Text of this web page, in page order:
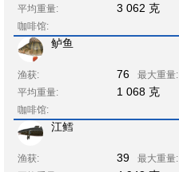
平均重量: 3 062 克
咖啡馆:
鲈鱼
渔获: 76 最大重量:
平均重量: 1 068 克
咖啡馆:
江鳕
渔获: 39 最大重量: